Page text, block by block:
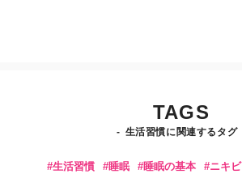
TAGS
生活習慣に関連するタグ
生活習慣 睡眠 睡眠の基本 ニキビ